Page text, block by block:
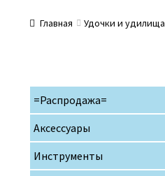
Главная Удочки и удилища
=Распродажа=
Аксессуары
Инструменты